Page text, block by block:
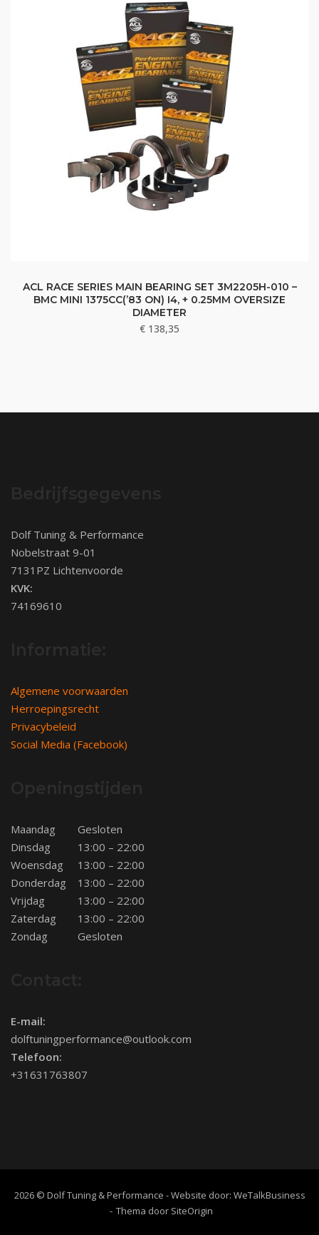
ACL RACE SERIES MAIN BEARING SET 3M2205H-010 –
BMC MINI 1375CC(’83 ON) I4, + 0.25MM OVERSIZE
DIAMETER
€ 138,35
Dolf Tuning & Performance
Nobelstraat 9-01
7131PZ Lichtenvoorde
KVK:
74169610
Algemene voorwaarden
Herroepingsrecht
Privacybeleid
Social Media (Facebook)
Maandag
Gesloten
Dinsdag
13:00 – 22:00
Woensdag
13:00 – 22:00
Donderdag
13:00 – 22:00
Vrijdag
13:00 – 22:00
Zaterdag
13:00 – 22:00
Zondag
Gesloten
E-mail:
dolftuningperformance@outlook.com
Telefoon:
+31631763807
2026 © Dolf Tuning & Performance - Website door: WeTalkBusiness
Thema door SiteOrigin